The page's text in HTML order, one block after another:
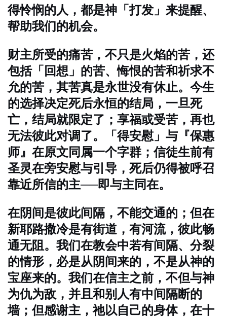
得怜悯的人，都是神「打发」来提醒、
帮助我们的机会。
财主所受的痛苦，不只是火焰的苦，还
包括「回想」的苦、悔恨的苦和祈求不
允的苦，其苦真是永世没有休止。 今生
的选择决定死后永恒的结局，一旦死
亡，结局就限定了；享福或受苦，再也
无法彼此对调了。
「得安慰」与『保惠
师』在原文同属一个字群；信徒生前有
圣灵在旁安慰与引导，死后仍得被呼召
靠近所信的主──即与主同在。
在阴间是彼此间隔，不能交通的；但在
新耶路撒冷是有街道，有河流，彼此畅
通无阻。我们在教会中若有间隔、分裂
的情形，必是从阴间来的，不是从神的
宝座来的。 我们在信主之前，不但与神
为仇为敌，并且和别人有中间隔断的
墙；但感谢主，祂以自己的身体，在十